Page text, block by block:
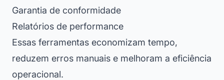
Garantia de conformidade
Relatórios de performance
Essas ferramentas economizam tempo,
reduzem erros manuais e melhoram a eficiência
operacional.